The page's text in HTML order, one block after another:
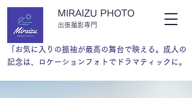
MIRAIZU PHOTO
​出張撮影専門
「お気に入りの振袖が最高の舞台で映える。成人の
記念は、ロケーションフォトでドラマティックに。